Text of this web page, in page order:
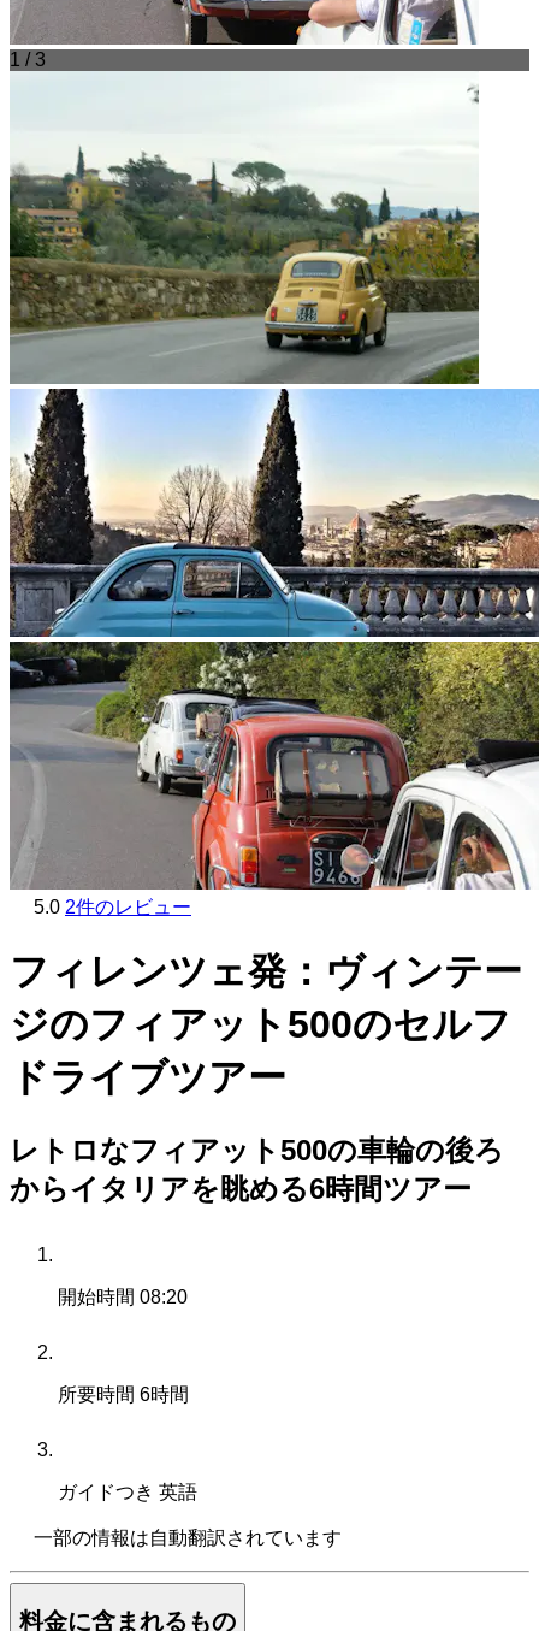
1 / 3
5.0 2件のレビュー
フィレンツェ発：ヴィンテー
ジのフィアット500のセルフ
ドライブツアー
レトロなフィアット500の車輪の後ろ
からイタリアを眺める6時間ツアー
開始時間 08:20
所要時間 6時間
ガイドつき 英語
一部の情報は自動翻訳されています
料金に含まれるもの